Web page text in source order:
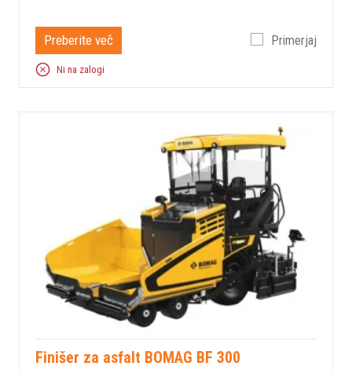
Preberite več Primerjaj
Ni na zalogi
Finišer za asfalt BOMAG BF 300